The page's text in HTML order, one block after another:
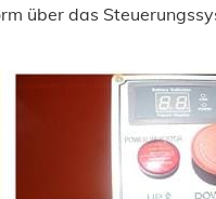
über das